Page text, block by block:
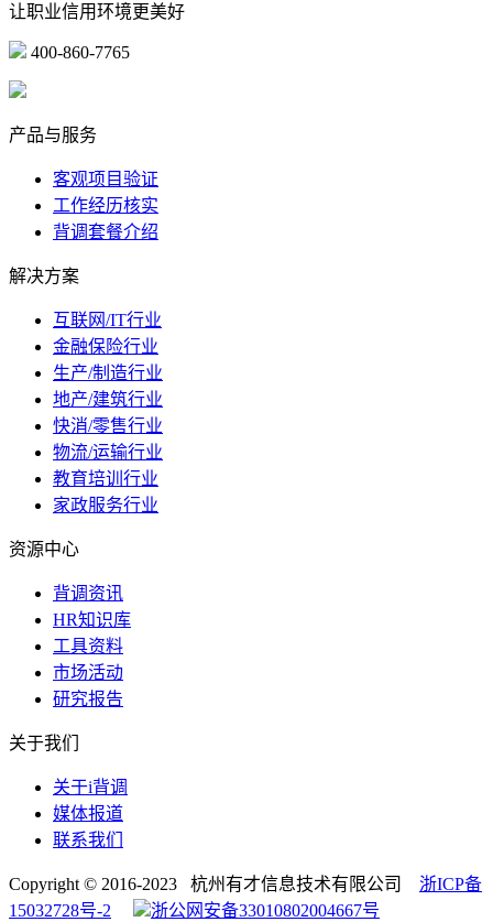
让职业信用环境更美好
400-860-7765
产品与服务
客观项目验证
工作经历核实
背调套餐介绍
解决方案
互联网/IT行业
金融保险行业
生产/制造行业
地产/建筑行业
快消/零售行业
物流/运输行业
教育培训行业
家政服务行业
资源中心
背调资讯
HR知识库
工具资料
市场活动
研究报告
关于我们
关于i背调
媒体报道
联系我们
Copyright © 2016-2023 杭州有才信息技术有限公司 浙ICP备
15032728号-2
浙公网安备33010802004667号